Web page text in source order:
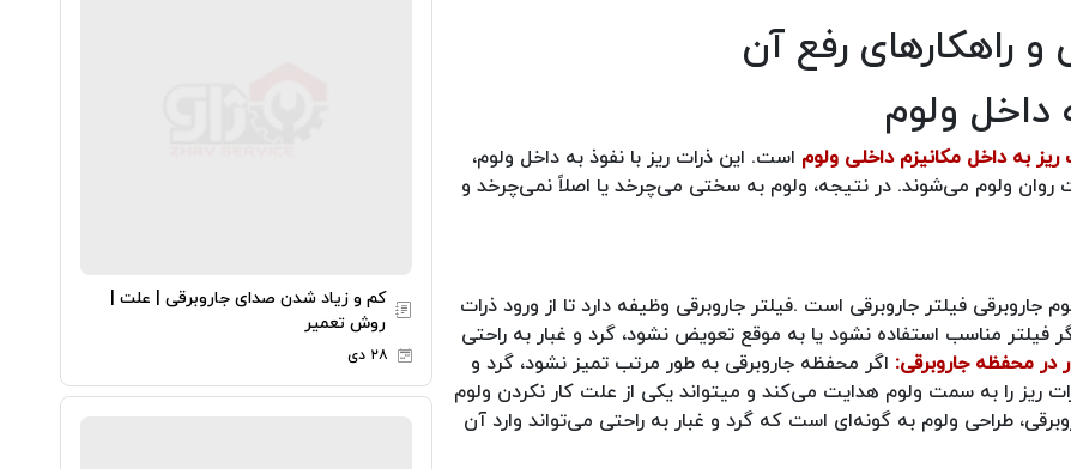
و راهکارهای رفع آن
داخل ولوم
ریز به داخل مکانیزم داخلی ولوم است. این ذرات ریز با نفوذ به داخل ولوم،
ولوم می‌شوند. در نتیجه، ولوم به سختی می‌چرخد یا اصلاً نمی‌چرخد و
جاروبرقی فیلتر جاروبرقی است .فیلتر جاروبرقی وظیفه دارد تا از ورود ذرات
فیلتر مناسب استفاده نشود یا به موقع تعویض نشود، گرد و غبار به راحتی
در محفظه جاروبرقی: اگر محفظه جاروبرقی به طور مرتب تمیز نشود، گرد و
ریز را به سمت ولوم هدایت می‌کند و میتواند یکی از علت کار نکردن ولوم
طراحی ولوم به گونه‌ای است که گرد و غبار به راحتی می‌تواند وارد آن
کم و زیاد شدن صدای جاروبرقی | علت |
روش تعمیر
۲۸ دی